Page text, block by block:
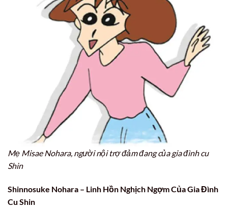
Mẹ Misae Nohara, người nội trợ đảm đang của gia đình cu
Shin
Shinnosuke Nohara – Linh Hồn Nghịch Ngợm CủaGia Đình
Cu Shin